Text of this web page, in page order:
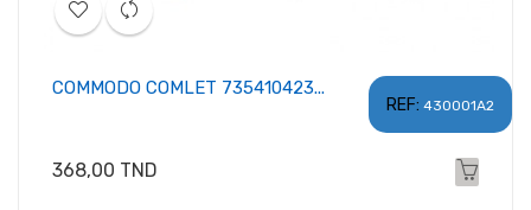
REF: 430001A2
COMMODO COMLET 735410423...
Prix
368,00 TND